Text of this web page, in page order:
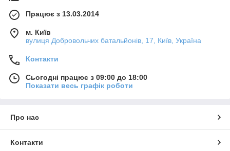
Працює з 13.03.2014
м. Київ
вулиця Добровольчих батальйонів, 17, Київ, Україна
Контакти
Сьогодні працює з 09:00 до 18:00
Показати весь графік роботи
Про нас
Контакти